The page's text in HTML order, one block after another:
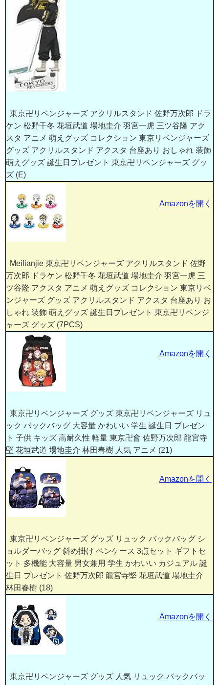
東京卍リベンジャーズ アクリルスタンド 佐野万次郎 ドラ
ケン 松野千冬 花垣武道 場地圭介 羽宮一虎 三ツ谷隆 アク
スタ アニメ 萌えグッズ コレクション 東京リベンジャーズ
グッズ アクリルスタンド アクスタ 台座あり おしゃれ 装飾
萌えグッズ 誕生日プレゼント 東京卍リベンジャーズ グッ
ズ (E)
Meilianjie 東京卍リベンジャーズ アクリルスタンド 佐野
万次郎 ドラケン 松野千冬 花垣武道 場地圭介 羽宮一虎 三
ツ谷隆 アクスタ アニメ 萌えグッズ コレクション 東京リベ
ンジャーズ グッズ アクリルスタンド アクスタ 台座あり お
しゃれ 装飾 萌えグッズ 誕生日プレゼント 東京卍リベンジ
ャーズ グッズ (7PCS)
Amazonを開く
東京卍リベンジャーズ グッズ 東京卍リベンジャーズ リュ
ック バックバッグ 大容量 かわいい 学生 誕生日 プレゼン
ト 子供 キッズ 高耐久性 軽量 東京卍會 佐野万次郎 龍宮寺
堅 花垣武道 場地圭介 林田春樹 人気 アニメ (21)
Amazonを開く
東京卍リベンジャーズ グッズ リュック バックバッグ シ
ョルダーバッグ 斜め掛け ペンケース 3点セット ギフトセ
ット 多機能 大容量 男女兼用 学生 かわいい カジュアル 誕
生日 プレゼント 佐野万次郎 龍宮寺堅 花垣武道 場地圭介
林田春樹 (18)
Amazonを開く
東京卍リベンジャーズ グッズ 人気 リュック バックバッ
Amazonを開く